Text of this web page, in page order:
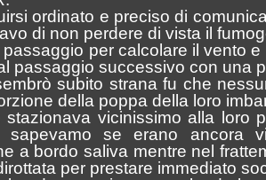
ordinato e preciso di
di non perdere di vista il
passaggio per calcolare il vento
passaggio successivo con una
subito strana fu che
della poppa della loro
stazionava vicinissimo alla
sapevamo se erano
a bordo saliva mentre nel
per prestare immediato